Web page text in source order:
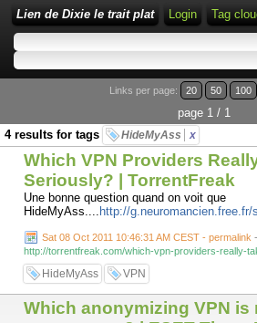
Lien de Dixie le trait plat Login Tag
Links per page: 20 50 100
page 1 / 1
4 results for tags
HideMyAss x
Which VPN Providers
Seriously? | TorrentFreak
Une bonne question quand on voit que
HideMyAss.... http://
Sat 08 Oct 2011 10:46:31 AM CEST - permalink -
http://torrentfreak.com/which-vpn-providers-really-
HideMyAss VPN
Which anonymizing VPN is